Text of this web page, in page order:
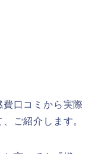
口コミから実際
ご紹介します。